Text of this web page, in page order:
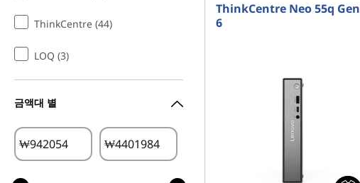
ThinkCentre (44)
LOQ (3)
금액대 별
₩ ₩
ThinkCentre Neo 55q Gen
6